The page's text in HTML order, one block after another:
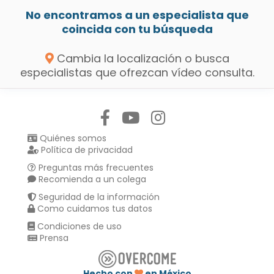
No encontramos a un especialista que
coincida con tu búsqueda
Cambia la localización o busca
especialistas que ofrezcan vídeo consulta.
Quiénes somos
Política de privacidad
Preguntas más frecuentes
Recomienda a un colega
Seguridad de la información
Como cuidamos tus datos
Condiciones de uso
Prensa